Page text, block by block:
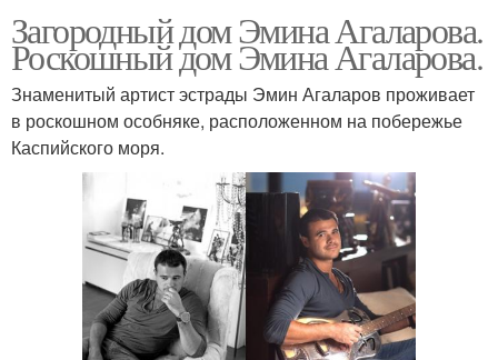
Загородный дом Эмина Агаларова.
Роскошный дом Эмина Агаларова.
Знаменитый артист эстрады Эмин Агаларов проживает
в роскошном особняке, расположенном на побережье
Каспийского моря.